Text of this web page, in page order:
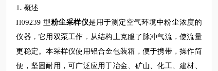
1. 概述
H09239 型粉尘采样仪是用于测定空气环境中粉尘浓度的
仪器，它用双泵工作，从结构上克服了脉冲气流，使流量
更稳定。本采样仪使用铝合金包装箱，便于携带，操作简
便，坚固耐用，可广泛应用于冶金、矿山、化工、建材、